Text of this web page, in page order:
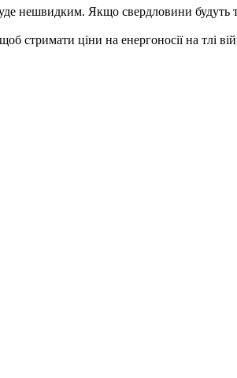
нешвидким. Якщо свердловини будуть
стримати ціни на енергоносії на тлі